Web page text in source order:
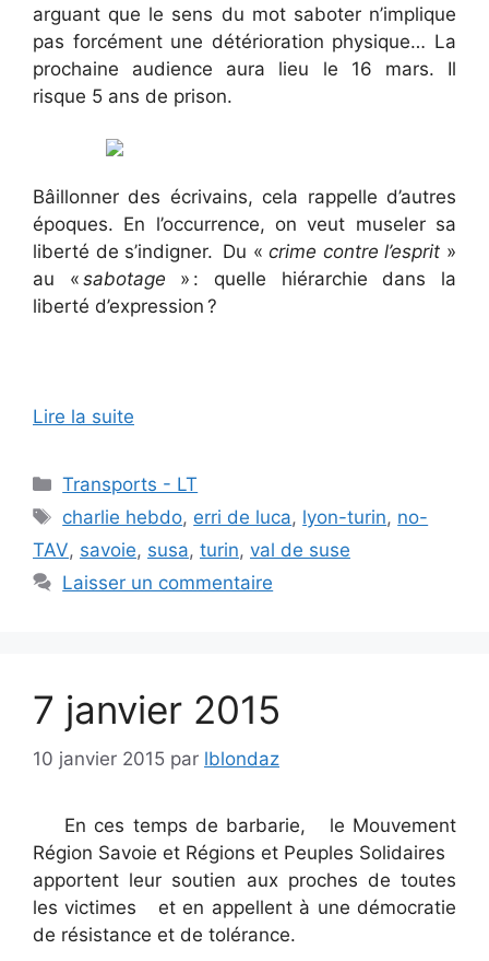
arguant que le sens du mot saboter n’implique
pas forcément une détérioration physique… La
prochaine audience aura lieu le 16 mars. Il
risque 5 ans de prison.
Bâillonner des écrivains, cela rappelle d’autres
époques. En l’occurrence, on veut museler sa
liberté de s’indigner. Du « crime contre l’esprit »
au « sabotage » : quelle hiérarchie dans la
liberté d’expression ?
Lire la suite
Catégories
Transports - LT
Étiquettes
charlie hebdo, erri de luca, lyon-turin, no-
TAV, savoie, susa, turin, val de suse
Laisser un commentaire
7 janvier 2015
10 janvier 2015 par lblondaz
En ces temps de barbarie, le Mouvement
Région Savoie et Régions et Peuples Solidaires
apportent leur soutien aux proches de toutes
les victimes et en appellent à une démocratie
de résistance et de tolérance.